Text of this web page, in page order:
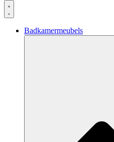
Badkamermeubels